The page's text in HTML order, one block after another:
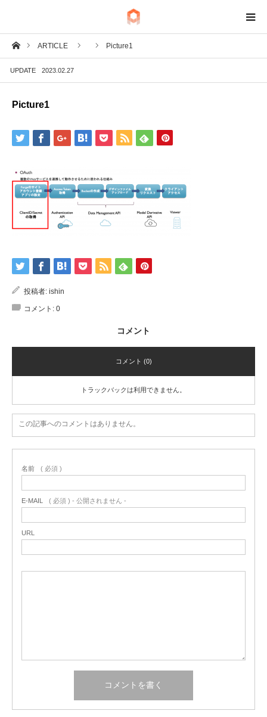
ホームARTICLE Picture1
UPDATE 2023.02.27
Picture1
投稿者: ishin
コメント: 0
コメント
コメント (0)
トラックバックは利用できません。
この記事へのコメントはありません。
名前 ( 必須 )
E-MAIL ( 必須 ) - 公開されません -
URL
BIM
IoT